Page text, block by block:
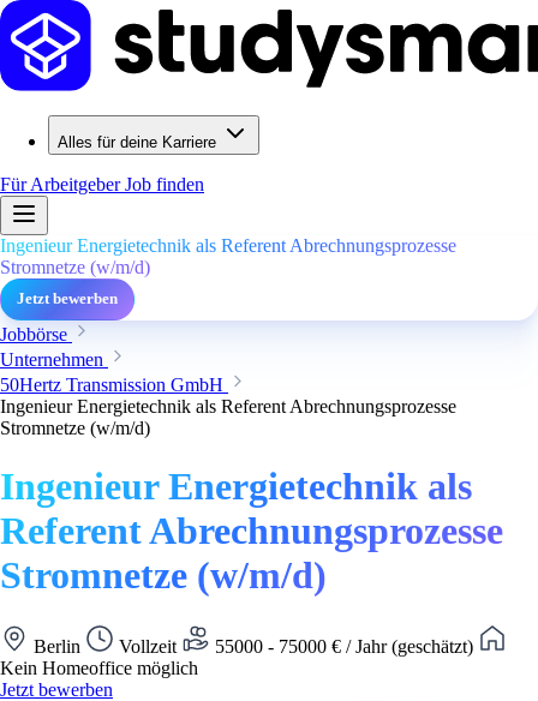
Alles für deine Karriere
Für ArbeitgeberJob finden
Ingenieur Energietechnik als Referent Abrechnungsprozesse
Stromnetze (w/m/d)
Jetzt bewerben
Jobbörse
Unternehmen
50Hertz Transmission GmbH
Ingenieur Energietechnik als Referent Abrechnungsprozesse
Stromnetze (w/m/d)
Ingenieur Energietechnik als
Referent Abrechnungsprozesse
Stromnetze (w/m/d)
Berlin Vollzeit
55000 - 75000 € / Jahr (geschätzt)
Kein Homeoffice möglich
Jetzt bewerben